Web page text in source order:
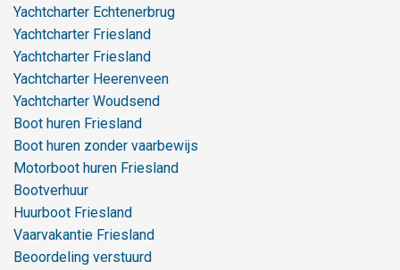
Yachtcharter Echtenerbrug
Yachtcharter Friesland
Yachtcharter Friesland
Yachtcharter Heerenveen
Yachtcharter Woudsend
Boot huren Friesland
Boot huren zonder vaarbewijs
Motorboot huren Friesland
Bootverhuur
Huurboot Friesland
Vaarvakantie Friesland
Beoordeling verstuurd